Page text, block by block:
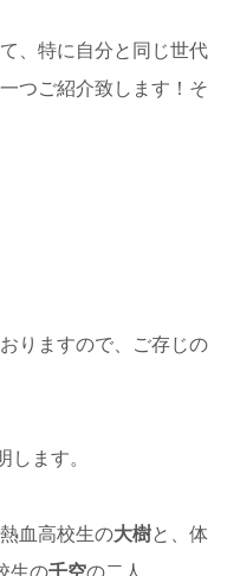
、特に自分と同じ世代
つご紹介致します！そ
りますので、ご存じの
します。
血高校生の大樹と、体
生の千空の二人。